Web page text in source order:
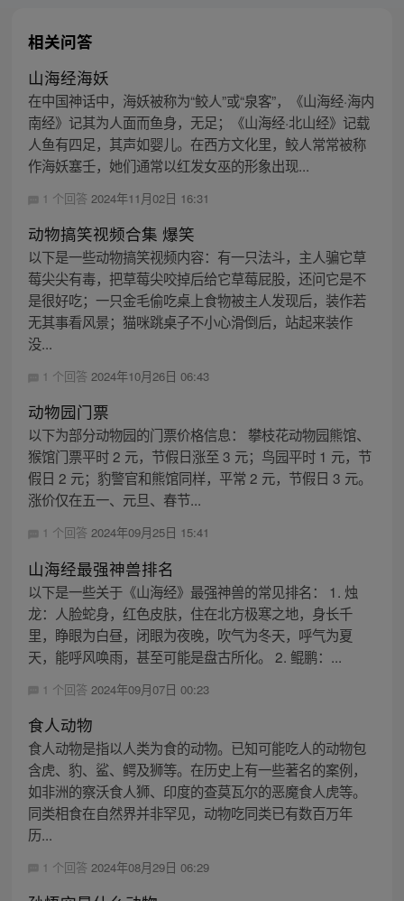
相关问答
山海经海妖
在中国神话中，海妖被称为“鲛人”或“泉客”，《山海经·海内
南经》记其为人面而鱼身，无足；《山海经·北山经》记载
人鱼有四足，其声如婴儿。在西方文化里，鲛人常常被称
作海妖塞壬，她们通常以红发女巫的形象出现...
1 个回答 2024年11月02日 16:31
动物搞笑视频合集 爆笑
以下是一些动物搞笑视频内容：有一只法斗，主人骗它草
莓尖尖有毒，把草莓尖咬掉后给它草莓屁股，还问它是不
是很好吃；一只金毛偷吃桌上食物被主人发现后，装作若
无其事看风景；猫咪跳桌子不小心滑倒后，站起来装作
没...
1 个回答 2024年10月26日 06:43
动物园门票
以下为部分动物园的门票价格信息： 攀枝花动物园熊馆、
猴馆门票平时 2 元，节假日涨至 3 元；鸟园平时 1 元，节
假日 2 元；豹警官和熊馆同样，平常 2 元，节假日 3 元。
涨价仅在五一、元旦、春节...
1 个回答 2024年09月25日 15:41
山海经最强神兽排名
以下是一些关于《山海经》最强神兽的常见排名： 1. 烛
龙：人脸蛇身，红色皮肤，住在北方极寒之地，身长千
里，睁眼为白昼，闭眼为夜晚，吹气为冬天，呼气为夏
天，能呼风唤雨，甚至可能是盘古所化。 2. 鲲鹏：...
1 个回答 2024年09月07日 00:23
食人动物
食人动物是指以人类为食的动物。已知可能吃人的动物包
含虎、豹、鲨、鳄及狮等。在历史上有一些著名的案例，
如非洲的察沃食人狮、印度的查莫瓦尔的恶魔食人虎等。
同类相食在自然界并非罕见，动物吃同类已有数百万年
历...
1 个回答 2024年08月29日 06:29